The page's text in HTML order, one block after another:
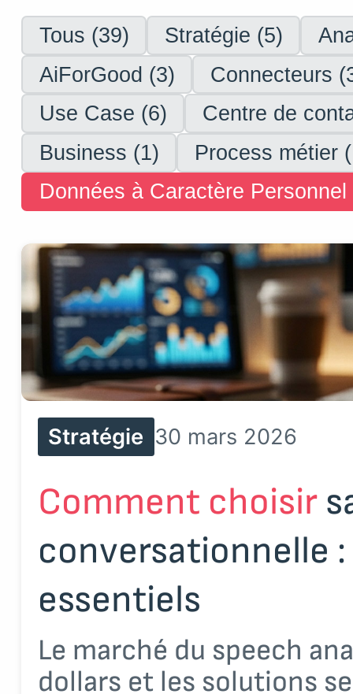
Tous (39) Stratégie (5)
AiForGood (3)
Connecteurs
Use Case (6)
Centre de
Business (1)
Process métier
Données à Caractère Personnel
Stratégie 30 mars 2026
Comment choisir
conversationnelle
essentiels
Le marché du speech
dollars et les solutions